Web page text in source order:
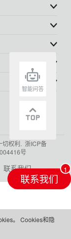
切权利. 浙ICP备
号
联系我们
联系我们
。 Cookies和隐
智能问答